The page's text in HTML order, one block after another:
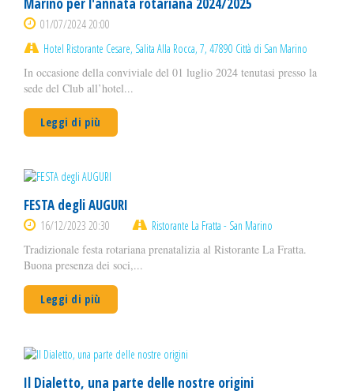
01/07/2024 20:00
Hotel Ristorante Cesare, Salita Alla Rocca, 7, 47890 Città di San Marino
In occasione della conviviale del 01 luglio 2024 tenutasi presso la
sede del Club all’hotel...
Leggi di più
FESTA degli AUGURI
16/12/2023 20:30
Ristorante La Fratta - San Marino
Tradizionale festa rotariana prenatalizia al Ristorante La Fratta.
Buona presenza dei soci,...
Leggi di più
Il Dialetto, una parte delle nostre origini